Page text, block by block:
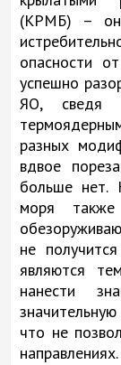
(КРМБ) –
опасности
успешно
ЯО, сведя
разных
вдвое
больше
моря
не
являются
нанести
что не
направлениях.